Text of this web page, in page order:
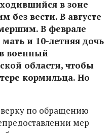
в зоне
без вести. В августе
В феврале
и 10-летняя дочь
военный
области, чтобы
кормильца. Но
по обращению
мер